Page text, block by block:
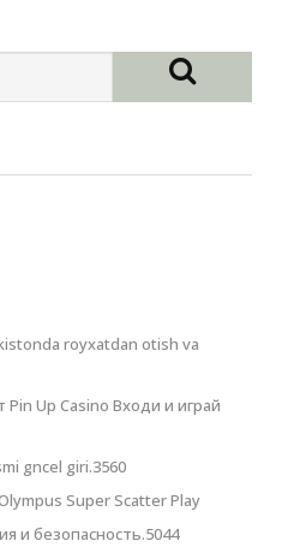
royxatdan otish va
Up Casino Входи и играй
gncel giri.3560
Super Scatter Play
и безопасность.5044